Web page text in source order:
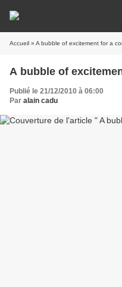
Accueil » A bubble of excitement for a
A bubble of
Publié le 21/12/2010 à 06:00
Par alain cadu